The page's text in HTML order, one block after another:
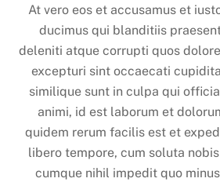
At vero eos et accusamus et
ducimus qui blanditiis
deleniti atque corrupti quos
excepturi sint occaecati
similique sunt in culpa qui
animi, id est laborum et
quidem rerum facilis est et
libero tempore, cum soluta
cumque nihil impedit quo